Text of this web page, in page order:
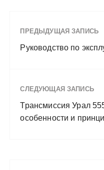
ПРЕДЫДУЩАЯ ЗАПИСЬ
Руководство по
СЛЕДУЮЩАЯ ЗАПИСЬ
Трансмиссия Урал
особенности и